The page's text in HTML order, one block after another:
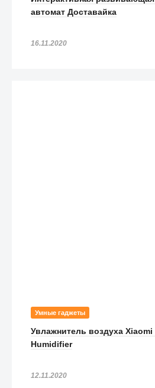
автомат Доставайка
16.11.2020
Умные гаджеты
Увлажнитель воздуха Xiaomi
Humidifier
12.11.2020